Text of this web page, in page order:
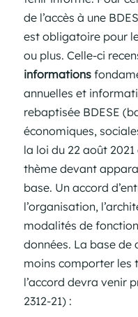
de l’accès à une
est obligatoire pour
ou plus. Celle-ci
informations
annuelles et
rebaptisée BDESE
économiques,
la loi du 22 août
thème devant
base. Un accord
l’organisation,
modalités de
données. La base de
moins comporter les
l’accord devra venir
2312-21) :